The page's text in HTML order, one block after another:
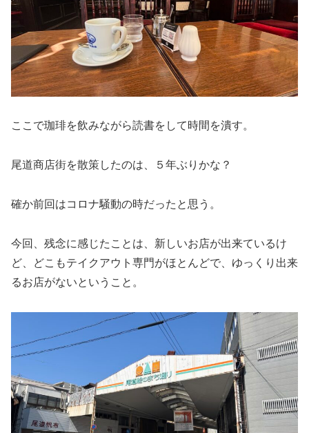
ここで珈琲を飲みながら読書をして時間を潰す。
尾道商店街を散策したのは、５年ぶりかな？
確か前回はコロナ騒動の時だったと思う。
今回、残念に感じたことは、新しいお店が出来ているけ
ど、どこもテイクアウト専門がほとんどで、ゆっくり出来
るお店がないということ。